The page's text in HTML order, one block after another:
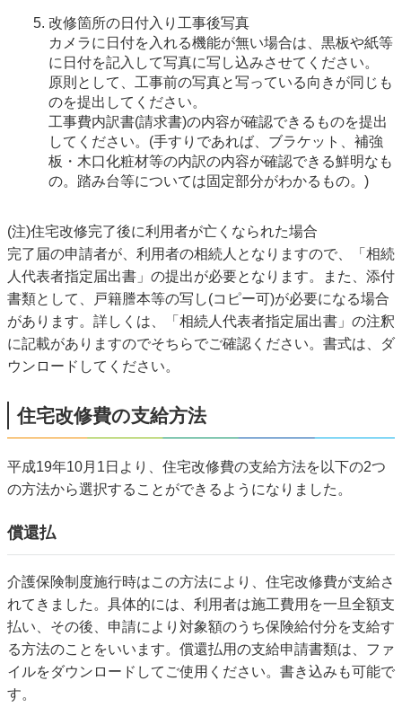
改修箇所の日付入り工事後写真
カメラに日付を入れる機能が無い場合は、黒板や紙等
に日付を記入して写真に写し込みさせてください。
原則として、工事前の写真と写っている向きが同じも
のを提出してください。
工事費内訳書(請求書)の内容が確認できるものを提出
してください。(手すりであれば、ブラケット、補強
板・木口化粧材等の内訳の内容が確認できる鮮明なも
の。踏み台等については固定部分がわかるもの。)
(注)住宅改修完了後に利用者が亡くなられた場合
完了届の申請者が、利用者の相続人となりますので、「相続
人代表者指定届出書」の提出が必要となります。また、添付
書類として、戸籍謄本等の写し(コピー可)が必要になる場合
があります。詳しくは、「相続人代表者指定届出書」の注釈
に記載がありますのでそちらでご確認ください。書式は、ダ
ウンロードしてください。
住宅改修費の支給方法
平成19年10月1日より、住宅改修費の支給方法を以下の2つ
の方法から選択することができるようになりました。
償還払
介護保険制度施行時はこの方法により、住宅改修費が支給さ
れてきました。具体的には、利用者は施工費用を一旦全額支
払い、その後、申請により対象額のうち保険給付分を支給す
る方法のことをいいます。償還払用の支給申請書類は、ファ
イルをダウンロードしてご使用ください。書き込みも可能で
す。